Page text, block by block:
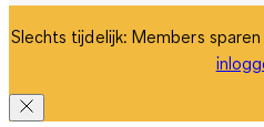
Slechts tijdelijk: Members